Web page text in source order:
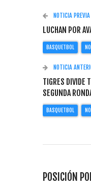
NOTICIA PREVIA
LUCHAN POR
BASQUETBOL
NOTICIA
TIGRES DIVIDE
SEGUNDA
BASQUETBOL
POSICIÓN